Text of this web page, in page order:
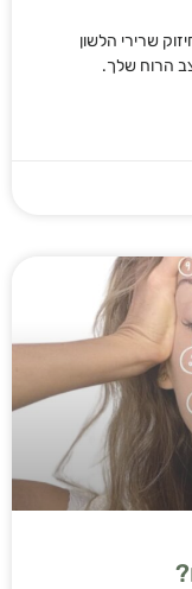
וחיזוק שרירי הלשון
הרוח שלך.